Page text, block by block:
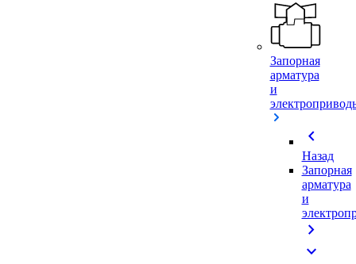
Запорная
арматура
и
chevron_left
Назад
Запорная
арматура
и
chevron_right
expand_more